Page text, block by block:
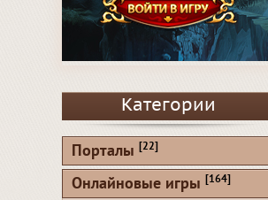
Категории
Порталы [22]
Онлайновые игры [164]